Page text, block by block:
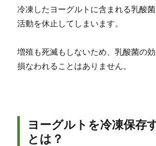
冷凍したヨーグルトに含まれる乳酸
活動を休止してしまいます。
増殖も死滅もしないため、乳酸菌の
損なわれることはありません。
ヨーグルトを冷凍保存
とは？